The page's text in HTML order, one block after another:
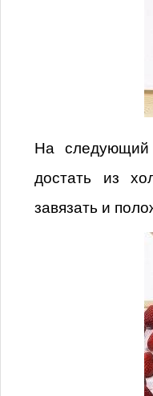
На следующий
достать из
завязать и